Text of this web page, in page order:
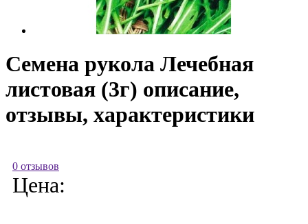
Семена рукола Лечебная
листовая (3г) описание,
отзывы, характеристики
0 отзывов
Цена: